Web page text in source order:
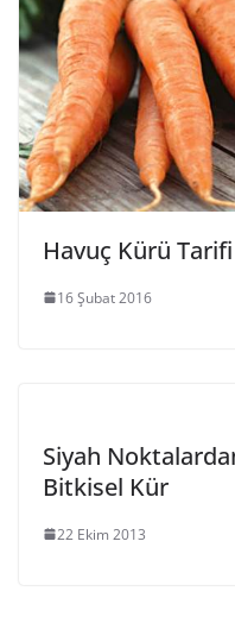
Havuç Kürü Tarifi
16 Şubat 2016
Siyah
Bitkisel Kür
22 Ekim 2013